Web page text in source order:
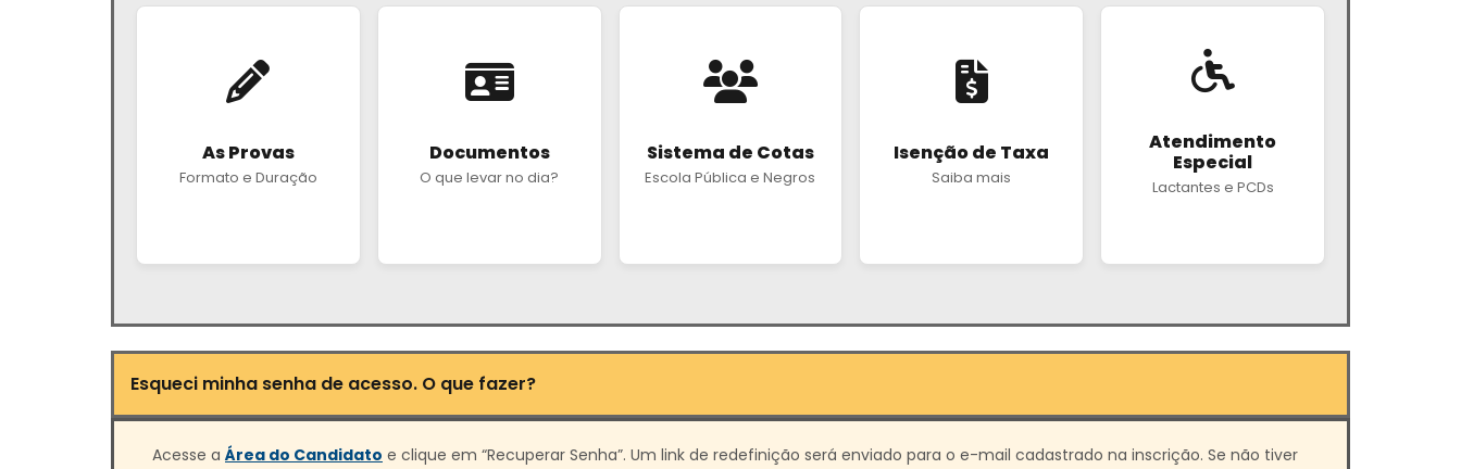
As Provas
Formato e Duração
Documentos
O que levar no dia?
Sistema de Cotas
Escola Pública e Negros
Isenção de Taxa
Saiba mais
Atendimento
Especial
Lactantes e PCDs
Esqueci minha senha de acesso. O que fazer?
Acesse a Área do Candidato e clique em “Recuperar Senha”. Um link de redefinição será enviado para o e-mail cadastrado na inscrição. Se não tiver